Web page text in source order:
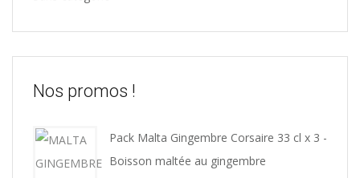
Nos promos !
Pack Malta Gingembre Corsaire 33 cl x 3 -
Boisson maltée au gingembre